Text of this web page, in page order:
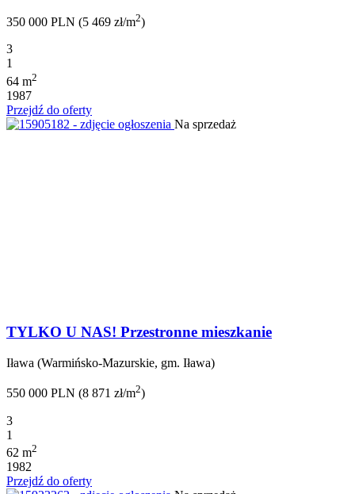
350 000 PLN (5 469 zł/m2)
3
1
64 m2
1987
Przejdź do oferty
Na sprzedaż
TYLKO U NAS! Przestronne mieszkanie
Iława (Warmińsko-Mazurskie, gm. Iława)
550 000 PLN (8 871 zł/m2)
3
1
62 m2
1982
Przejdź do oferty